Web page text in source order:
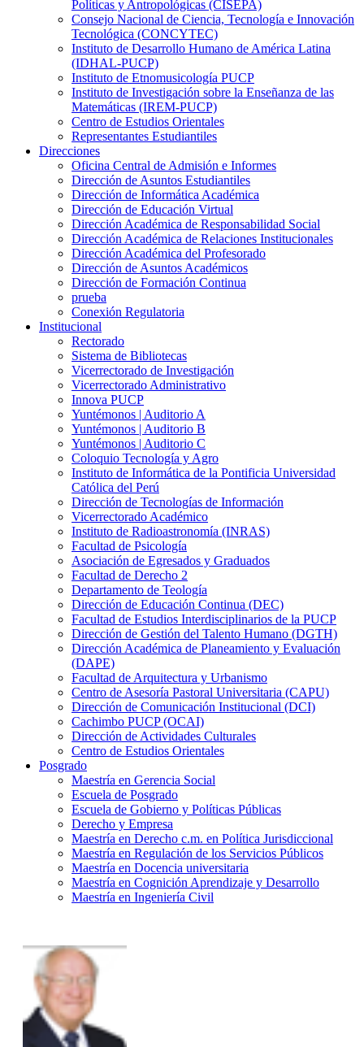
Políticas y Antropológicas (CISEPA)
Consejo Nacional de Ciencia, Tecnología e Innovación
Tecnológica (CONCYTEC)
Instituto de Desarrollo Humano de América Latina
(IDHAL-PUCP)
Instituto de Etnomusicología PUCP
Instituto de Investigación sobre la Enseñanza de las
Matemáticas (IREM-PUCP)
Centro de Estudios Orientales
Representantes Estudiantiles
Direcciones
Oficina Central de Admisión e Informes
Dirección de Asuntos Estudiantiles
Dirección de Informática Académica
Dirección de Educación Virtual
Dirección Académica de Responsabilidad Social
Dirección Académica de Relaciones Institucionales
Dirección Académica del Profesorado
Dirección de Asuntos Académicos
Dirección de Formación Continua
prueba
Conexión Regulatoria
Institucional
Rectorado
Sistema de Bibliotecas
Vicerrectorado de Investigación
Vicerrectorado Administrativo
Innova PUCP
Yuntémonos | Auditorio A
Yuntémonos | Auditorio B
Yuntémonos | Auditorio C
Coloquio Tecnología y Agro
Instituto de Informática de la Pontificia Universidad
Católica del Perú
Dirección de Tecnologías de Información
Vicerrectorado Académico
Instituto de Radioastronomía (INRAS)
Facultad de Psicología
Asociación de Egresados y Graduados
Facultad de Derecho 2
Departamento de Teología
Dirección de Educación Continua (DEC)
Facultad de Estudios Interdisciplinarios de la PUCP
Dirección de Gestión del Talento Humano (DGTH)
Dirección Académica de Planeamiento y Evaluación
(DAPE)
Facultad de Arquitectura y Urbanismo
Centro de Asesoría Pastoral Universitaria (CAPU)
Dirección de Comunicación Institucional (DCI)
Cachimbo PUCP (OCAI)
Dirección de Actividades Culturales
Centro de Estudios Orientales
Posgrado
Maestría en Gerencia Social
Escuela de Posgrado
Escuela de Gobierno y Políticas Públicas
Derecho y Empresa
Maestría en Derecho c.m. en Política Jurisdiccional
Maestría en Regulación de los Servicios Públicos
Maestría en Docencia universitaria
Maestría en Cognición Aprendizaje y Desarrollo
Maestría en Ingeniería Civil